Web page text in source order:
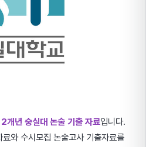
년 숭실대 논술 기출 자료입니다.
와 수시모집 논술고사 기출자료를